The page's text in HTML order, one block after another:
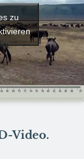
zu
Video.